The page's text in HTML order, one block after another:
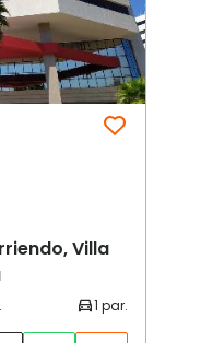
Villa